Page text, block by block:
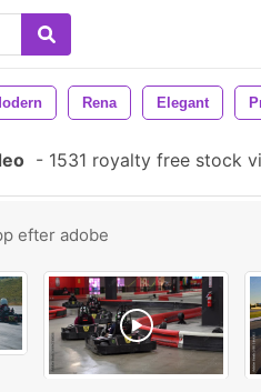
Rena Elegant
- 1531 royalty free stock
efter adobe